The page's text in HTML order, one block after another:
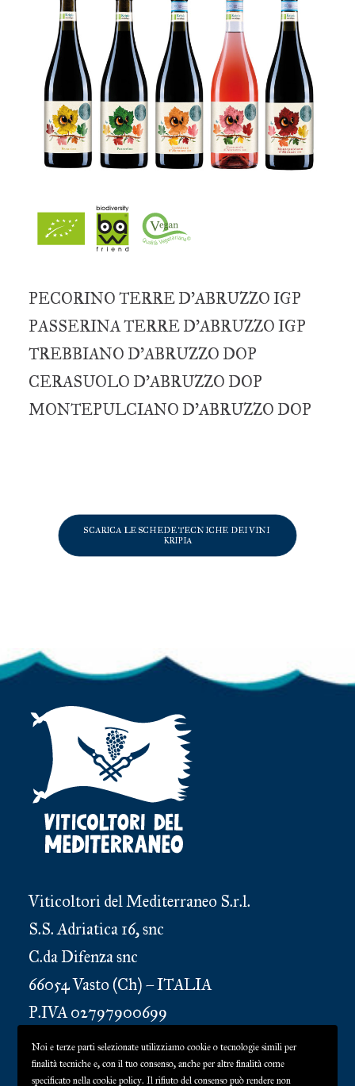
PECORINO TERRE D’ABRUZZO IGP
PASSERINA TERRE D’ABRUZZO IGP
TREBBIANO D’ABRUZZO DOP
CERASUOLO D’ABRUZZO DOP
MONTEPULCIANO D’ABRUZZO DOP
SCARICA LE SCHEDE TECNICHE DEI VINI
KRIPIA
Viticoltori del Mediterraneo S.r.l.
S.S. Adriatica 16, snc
C.da Difenza snc
66054 Vasto (Ch) – ITALIA
P.IVA 02797900699
Codice Sdi: RR66BDG
Noi e terze parti selezionate utilizziamo cookie o tecnologie simili per
finalità tecniche e, con il tuo consenso, anche per altre finalità come
specificato nella cookie policy. Il rifiuto del consenso può rendere non